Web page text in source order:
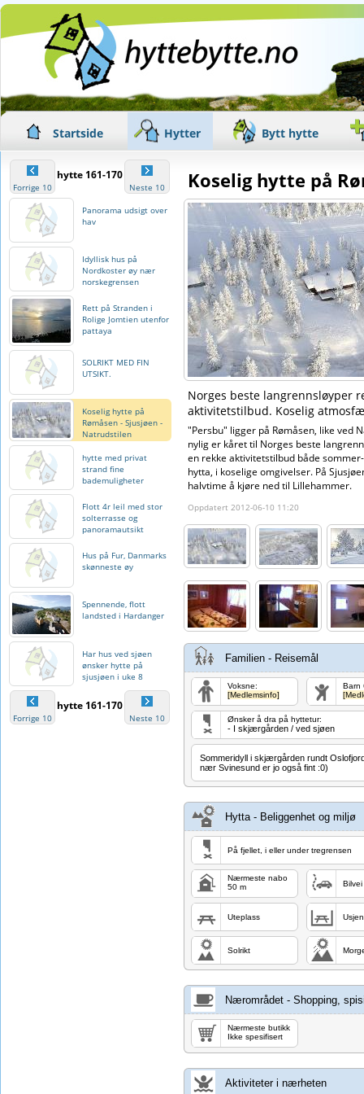
Startside Hytter Bytt hytte
Forrige 10
hytte 161-170
Neste 10
Panorama udsigt over
hav
Idyllisk hus på
Nordkoster øy nær
norskegrensen
Rett på Stranden i
Rolige Jomtien utenfor
pattaya
SOLRIKT MED FIN
UTSIKT.
Koselig hytte på
Rømåsen - Sjusjøen -
Natrudstilen
hytte med privat
strand fine
bademuligheter
Flott 4r leil med stor
solterrasse og
panoramautsikt
Hus på Fur, Danmarks
skønneste øy
Spennende, flott
landsted i Hardanger
Har hus ved sjøen
ønsker hytte på
sjusjøen i uke 8
Forrige 10
hytte 161-170
Neste 10
Koselig hytte på
Norges beste langrennsløyper
aktivitetstilbud. Koselig
"Persbu" ligger på Rømåsen, like ved
nylig er kåret til Norges beste
en rekke aktivitetstilbud både
hytta, i koselige omgivelser. På
halvtime å kjøre ned til Lillehammer.
Oppdatert 2012-06-10 11:20
Familien - Reisemål
Voksne:
[Medlemsinfo]
Barn
Ønsker å dra på hyttetur:
- I skjærgården / ved sjøen
Sommeridyll i skjærgården rundt
nær Svinesund er jo også fint :0)
Hytta - Beliggenhet og miljø
På fjellet, i eller under tregrensen
Nærmeste nabo
50 m
Uteplass
Solrikt
Nærområdet - Shopping,
Nærmeste butikk
Ikke spesifisert
Aktiviteter i nærheten